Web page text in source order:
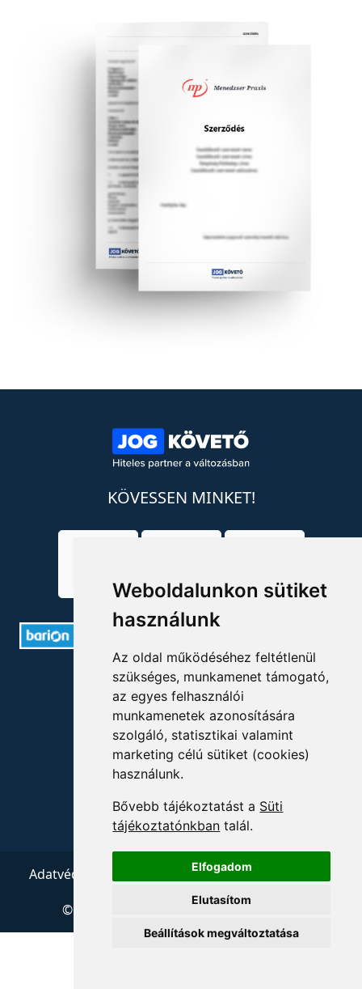
Weboldalunkon sütiket
használunk
Az oldal működéséhez feltétlenül
szükséges, munkamenet támogató,
az egyes felhasználói
munkamenetek azonosítására
szolgáló, statisztikai valamint
marketing célú sütiket (cookies)
használunk.
Bővebb tájékoztatást a Süti
tájékoztatónkban talál.
Elfogadom
Elutasítom
Beállítások megváltoztatása
KÖVESSEN MINKET!
ELÉRHETŐSÉGEK
+36 1 880 7600
info@mprx.hu
Adatvédelem Impresszum
© 2026 Copyright:
Menedzserpraxis.hu